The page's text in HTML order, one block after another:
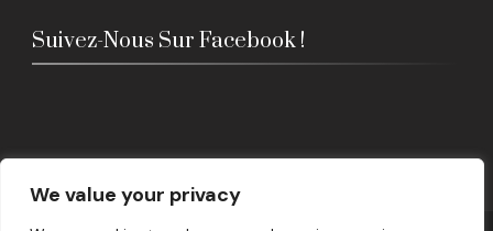
We value your privacy
Suivez-Nous Sur Facebook !